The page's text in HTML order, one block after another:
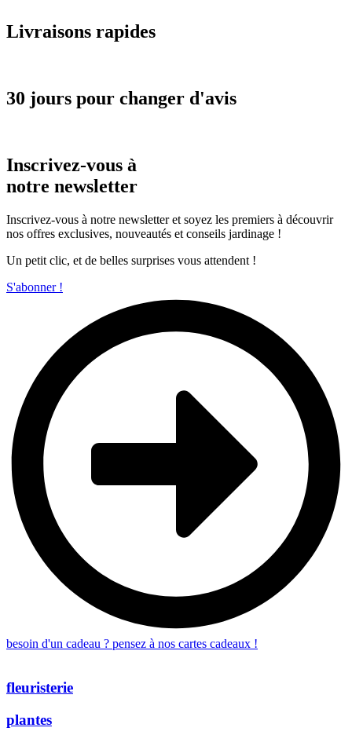
Livraisons rapides
30 jours pour changer d'avis
Inscrivez-vous à
notre newsletter
Inscrivez-vous à notre newsletter et soyez les premiers à découvrir
nos offres exclusives, nouveautés et conseils jardinage !
Un petit clic, et de belles surprises vous attendent !
S'abonner !
besoin d'un cadeau ? pensez à nos cartes cadeaux !
fleuristerie
plantes